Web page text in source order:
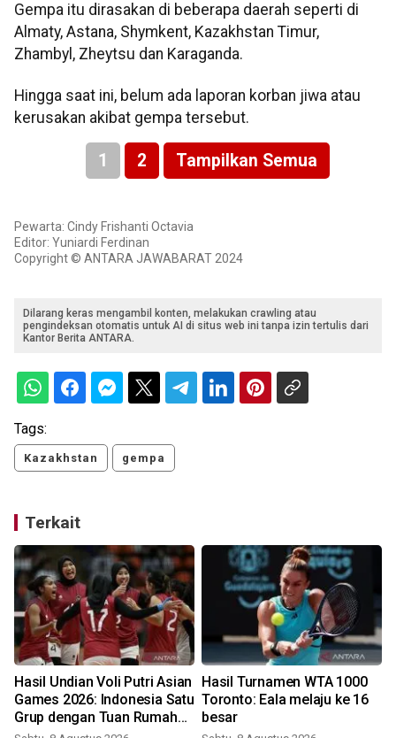
Gempa itu dirasakan di beberapa daerah seperti di
Almaty, Astana, Shymkent, Kazakhstan Timur,
Zhambyl, Zheytsu dan Karaganda.
Hingga saat ini, belum ada laporan korban jiwa atau
kerusakan akibat gempa tersebut.
1 2 Tampilkan Semua
Pewarta: Cindy Frishanti Octavia
Editor: Yuniardi Ferdinan
Copyright © ANTARA JAWABARAT 2024
Dilarang keras mengambil konten, melakukan crawling atau
pengindeksan otomatis untuk AI di situs web ini tanpa izin tertulis dari
Kantor Berita ANTARA.
Tags:
Kazakhstan gempa
Terkait
Hasil Undian Voli Putri Asian
Games 2026: Indonesia Satu
Grup dengan Tuan Rumah
Hasil Turnamen WTA 1000
Toronto: Eala melaju ke 16
besar